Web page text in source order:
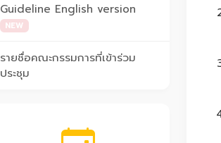
Guideline English version
NEW
รายชื่อคณะกรรมการที่เข้าร่วม
ประชุม